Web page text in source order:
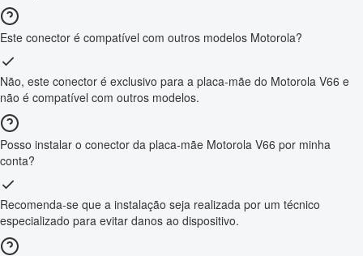
Este conector é compatível com outros modelos Motorola?
Não, este conector é exclusivo para a placa-mãe do Motorola V66 e
não é compatível com outros modelos.
Posso instalar o conector da placa-mãe Motorola V66 por minha
conta?
Recomenda-se que a instalação seja realizada por um técnico
especializado para evitar danos ao dispositivo.